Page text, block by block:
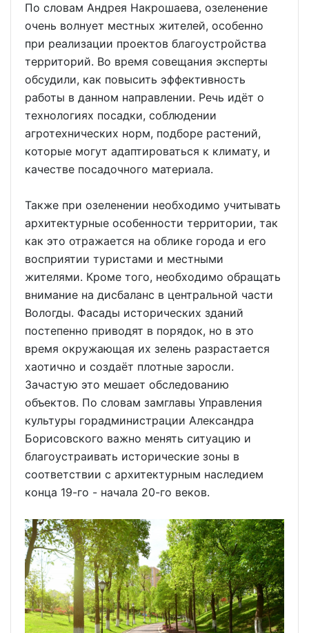
По словам Андрея Накрошаева, озеленение
очень волнует местных жителей, особенно
при реализации проектов благоустройства
территорий. Во время совещания эксперты
обсудили, как повысить эффективность
работы в данном направлении. Речь идёт о
технологиях посадки, соблюдении
агротехнических норм, подборе растений,
которые могут адаптироваться к климату, и
качестве посадочного материала.
Также при озеленении необходимо учитывать
архитектурные особенности территории, так
как это отражается на облике города и его
восприятии туристами и местными
жителями. Кроме того, необходимо обращать
внимание на дисбаланс в центральной части
Вологды. Фасады исторических зданий
постепенно приводят в порядок, но в это
время окружающая их зелень разрастается
хаотично и создаёт плотные заросли.
Зачастую это мешает обследованию
объектов. По словам замглавы Управления
культуры горадминистрации Александра
Борисовского важно менять ситуацию и
благоустраивать исторические зоны в
соответствии с архитектурным наследием
конца 19-го - начала 20-го веков.